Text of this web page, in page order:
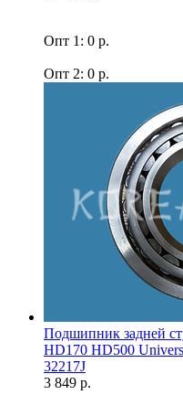
Опт 1: 0 р.
Опт 2: 0 р.
Подшипник задней
HD170 HD500
32217J
3 849 р.